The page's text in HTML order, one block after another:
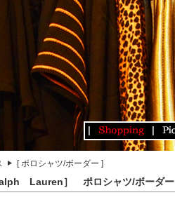
[ ポロシャツ/ボーダー ]
Lauren］ ポロシャツ/ボーダー